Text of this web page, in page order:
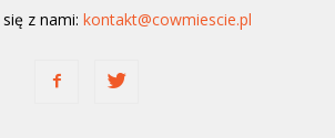
z nami: kontakt@cowmiescie.pl